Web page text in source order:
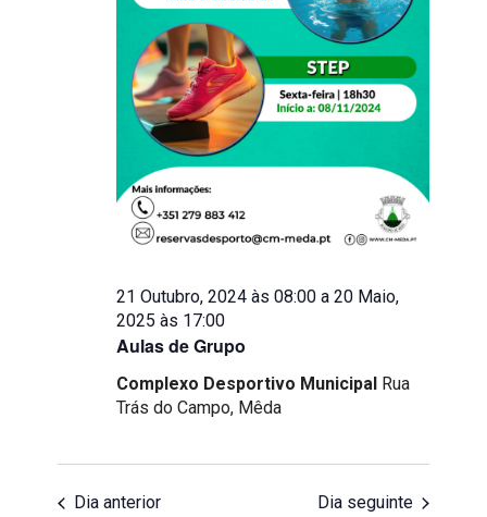
Aulas de Grupo
21 Outubro, 2024 às 08:00 a20 Maio,
2025 às 17:00
Complexo Desportivo Municipal Rua
Trás do Campo, Mêda
Dia anterior Dia seguinte